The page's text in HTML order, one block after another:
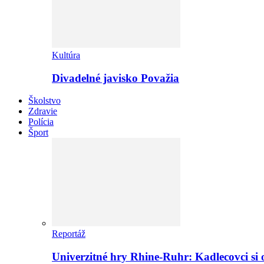
Kultúra
Divadelné javisko Považia
Školstvo
Zdravie
Polícia
Šport
Reportáž
Univerzitné hry Rhine-Ruhr: Kadlecovci si